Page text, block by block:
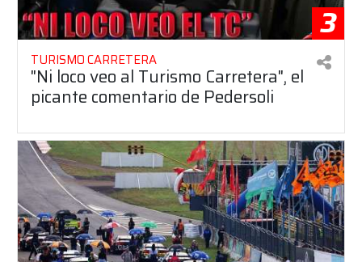
3
TURISMO CARRETERA
"Ni loco veo al Turismo Carretera", el
picante comentario de Pedersoli